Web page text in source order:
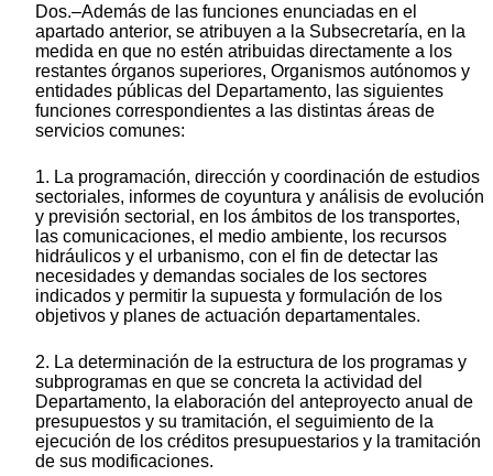
Dos.–Además de las funciones enunciadas en el
apartado anterior, se atribuyen a la Subsecretaría, en la
medida en que no estén atribuidas directamente a los
restantes órganos superiores, Organismos autónomos y
entidades públicas del Departamento, las siguientes
funciones correspondientes a las distintas áreas de
servicios comunes:
1. La programación, dirección y coordinación de estudios
sectoriales, informes de coyuntura y análisis de evolución
y previsión sectorial, en los ámbitos de los transportes,
las comunicaciones, el medio ambiente, los recursos
hidráulicos y el urbanismo, con el fin de detectar las
necesidades y demandas sociales de los sectores
indicados y permitir la supuesta y formulación de los
objetivos y planes de actuación departamentales.
2. La determinación de la estructura de los programas y
subprogramas en que se concreta la actividad del
Departamento, la elaboración del anteproyecto anual de
presupuestos y su tramitación, el seguimiento de la
ejecución de los créditos presupuestarios y la tramitación
de sus modificaciones.